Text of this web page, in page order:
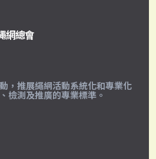
網總會
，推展繩網活動系統化和專業化
檢測及推廣的專業標準。